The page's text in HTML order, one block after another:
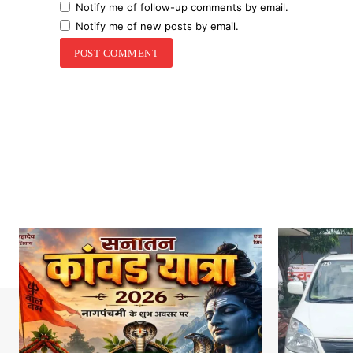
Notify me of follow-up comments by email.
Notify me of new posts by email.